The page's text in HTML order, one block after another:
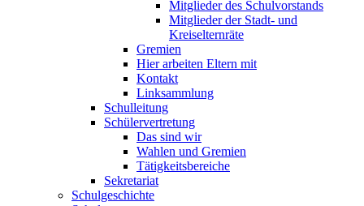
Mitglieder des Schulvorstands
Mitglieder der Stadt- und
Kreiselternräte
Gremien
Hier arbeiten Eltern mit
Kontakt
Linksammlung
Schulleitung
Schülervertretung
Das sind wir
Wahlen und Gremien
Tätigkeitsbereiche
Sekretariat
Schulgeschichte